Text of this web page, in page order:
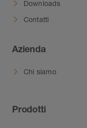
Downloads
Contatti
Azienda
Chi siamo
Prodotti